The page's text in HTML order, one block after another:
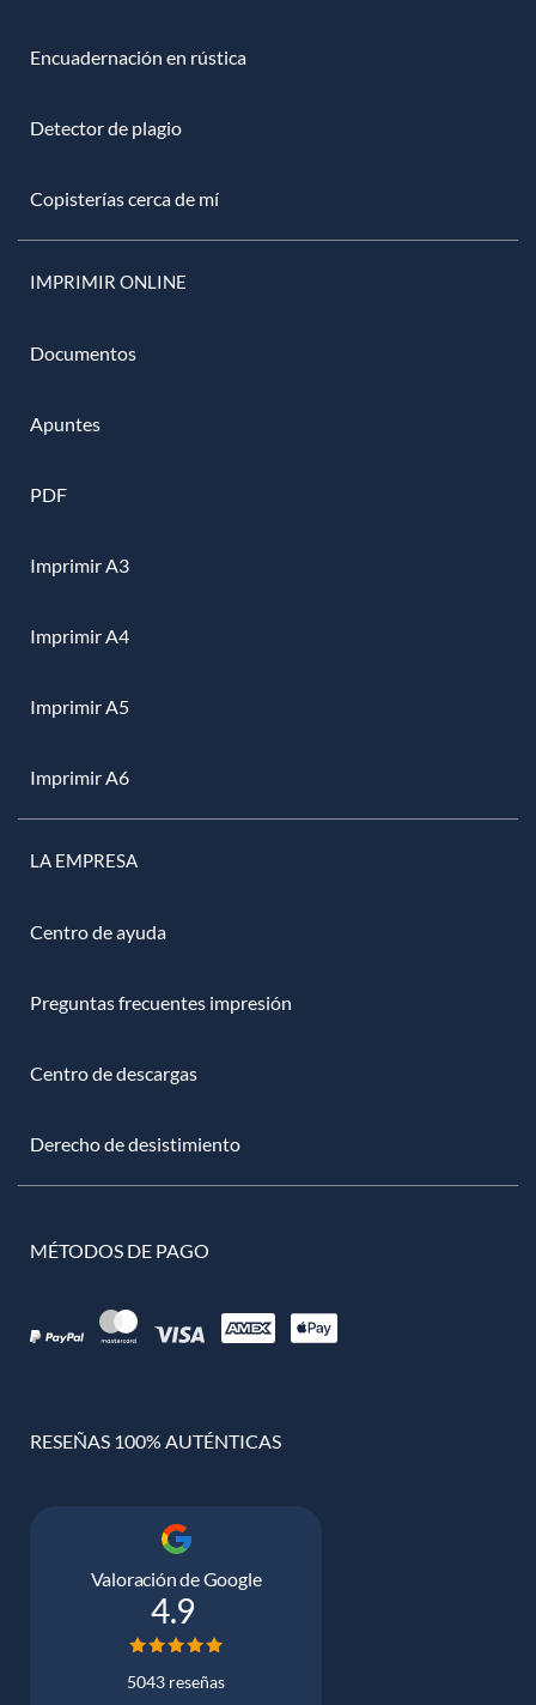
Encuadernación en rústica
Detector de plagio
Copisterías cerca de mí
IMPRIMIR ONLINE
Documentos
Apuntes
PDF
Imprimir A3
Imprimir A4
Imprimir A5
Imprimir A6
LA EMPRESA
Centro de ayuda
Preguntas frecuentes impresión
Centro de descargas
Derecho de desistimiento
MÉTODOS DE PAGO
RESEÑAS 100% AUTÉNTICAS
Valoración de Google
4.9
5043 reseñas